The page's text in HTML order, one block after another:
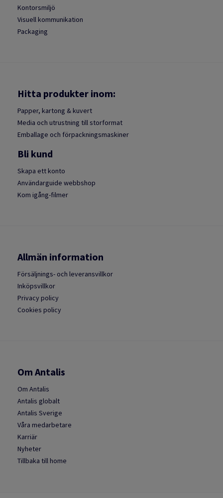
Kontorsmiljö
Visuell kommunikation
Packaging
Hitta produkter inom:
Papper, kartong & kuvert
Media och utrustning till storformat
Emballage och förpackningsmaskiner
Bli kund
Skapa ett konto
Användarguide webbshop
Kom igång-filmer
Allmän information
Försäljnings- och leveransvillkor
Inköpsvillkor
Privacy policy
Cookies policy
Om Antalis
Om Antalis
Antalis globalt
Antalis Sverige
Våra medarbetare
Karriär
Nyheter
Tillbaka till home